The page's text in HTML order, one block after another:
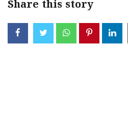
Share this story